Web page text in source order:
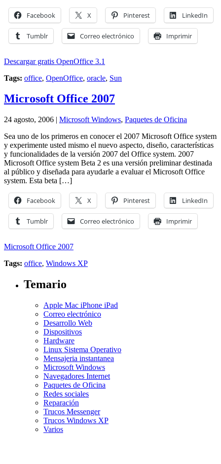
Facebook X Pinterest LinkedIn
Tumblr Correo electrónico Imprimir
Descargar gratis OpenOffice 3.1
Tags: office, OpenOffice, oracle, Sun
Microsoft Office 2007
24 agosto, 2006 | Microsoft Windows, Paquetes de Oficina
Sea uno de los primeros en conocer el 2007 Microsoft Office system
y experimente usted mismo el nuevo aspecto, diseño, características
y funcionalidades de la versión 2007 del Office system. 2007
Microsoft Office system Beta 2 es una versión preliminar destinada
al público y diseñada para ayudarle a evaluar el Microsoft Office
system. Esta beta […]
Facebook X Pinterest LinkedIn
Tumblr Correo electrónico Imprimir
Microsoft Office 2007
Tags: office, Windows XP
Temario
Apple Mac iPhone iPad
Correo electrónico
Desarrollo Web
Dispositivos
Hardware
Linux Sistema Operativo
Mensajeria instantanea
Microsoft Windows
Navegadores Internet
Paquetes de Oficina
Redes sociales
Reparación
Trucos Messenger
Trucos Windows XP
Varios